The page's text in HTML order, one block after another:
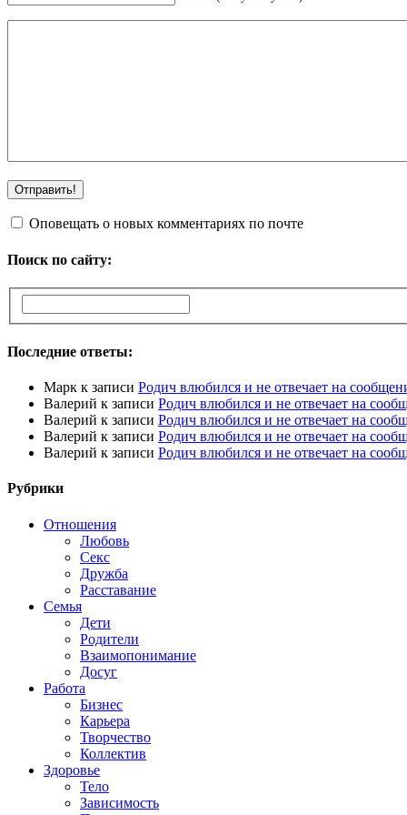
Оповещать о новых комментариях по почте
Поиск по сайту:
Последние ответы:
Марк к записи Родич влюбился и не отвечает на
Валерий к записи Родич влюбился и не отвечает на
Валерий к записи Родич влюбился и не отвечает на
Валерий к записи Родич влюбился и не отвечает на
Валерий к записи Родич влюбился и не отвечает на
Рубрики
Отношения
Любовь
Секс
Дружба
Расставание
Семья
Дети
Родители
Взаимопонимание
Досуг
Работа
Бизнес
Карьера
Творчество
Коллектив
Здоровье
Тело
Зависимость